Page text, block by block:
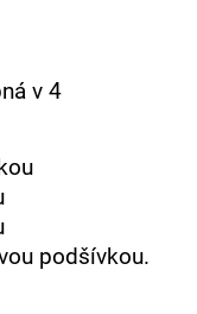
v 4
podšívkou.